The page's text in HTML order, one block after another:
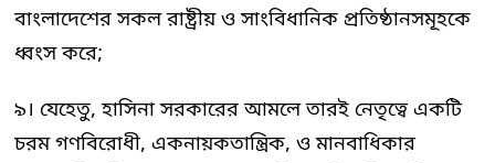
বাংলাদেশের সকল রাষ্ট্রীয় ও সাংবিধানিক প্রতিষ্ঠানসমূহকে
ধ্বংস করে;
৯। যেহেতু, হাসিনা সরকারের আমলে তারই নেতৃত্বে একটি
চরম গণবিরোধী, একনায়কতান্ত্রিক, ও মানবাধিকার